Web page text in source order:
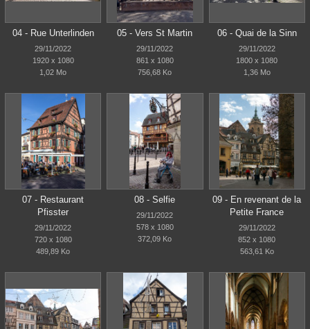
04 - Rue Unterlinden
29/11/2022
1920 x 1080
1,02 Mo
05 - Vers St Martin
29/11/2022
861 x 1080
756,68 Ko
06 - Quai de la Sinn
29/11/2022
1800 x 1080
1,36 Mo
07 - Restaurant
Pfisster
29/11/2022
720 x 1080
489,89 Ko
08 - Selfie
29/11/2022
578 x 1080
372,09 Ko
09 - En revenant de la
Petite France
29/11/2022
852 x 1080
563,61 Ko